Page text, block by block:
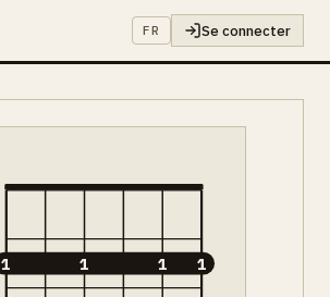
FR Se connecter
1 1 1 1